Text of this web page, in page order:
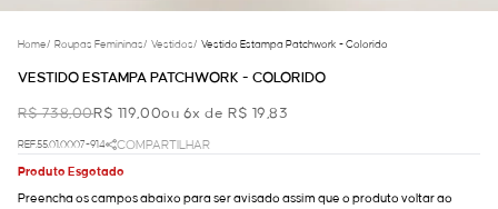
Home/ Roupas Femininas/ Vestidos/ Vestido Estampa Patchwork - Colorido
VESTIDO ESTAMPA PATCHWORK - COLORIDO
R$ 738,00R$ 119,00ou 6x de R$ 19,83
REF.55.01.0007-914
COMPARTILHAR
Produto Esgotado
Preencha os campos abaixo para ser avisado assim que o produto voltar ao